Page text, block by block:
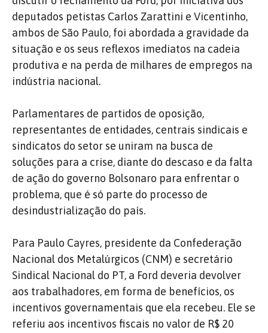
deputados petistas Carlos Zarattini e Vicentinho,
ambos de São Paulo, foi abordada a gravidade da
situação e os seus reflexos imediatos na cadeia
produtiva e na perda de milhares de empregos na
indústria nacional.
Parlamentares de partidos de oposição,
representantes de entidades, centrais sindicais e
sindicatos do setor se uniram na busca de
soluções para a crise, diante do descaso e da falta
de ação do governo Bolsonaro para enfrentar o
problema, que é só parte do processo de
desindustrialização do país.
Para Paulo Cayres, presidente da Confederação
Nacional dos Metalúrgicos (CNM) e secretário
Sindical Nacional do PT, a Ford deveria devolver
aos trabalhadores, em forma de benefícios, os
incentivos governamentais que ela recebeu. Ele se
referiu aos incentivos fiscais no valor de R$ 20